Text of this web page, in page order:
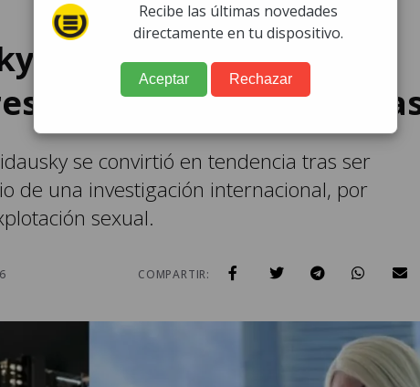
quién es la modelo
trata de
se convirtió en tendencia tras ser
de una investigación internacional, por
sexual.
COMPARTIR:
Recibe las últimas novedades
directamente en tu dispositivo.
Aceptar Rechazar